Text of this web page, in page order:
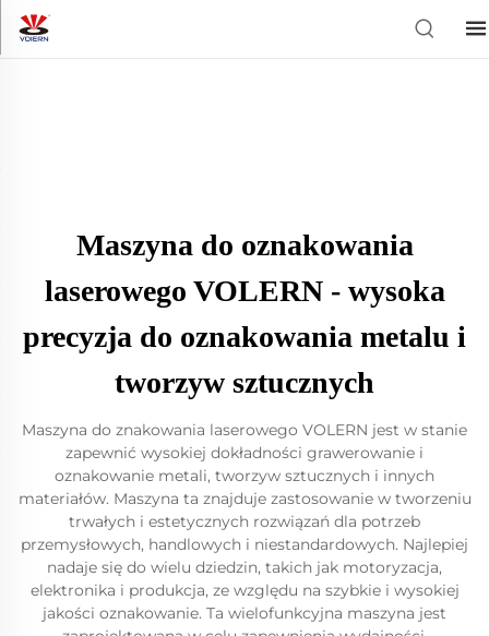
Maszyna do oznakowania
laserowego VOLERN - wysoka
precyzja do oznakowania metalu i
tworzyw sztucznych
Maszyna do znakowania laserowego VOLERN jest w stanie
zapewnić wysokiej dokładności grawerowanie i
oznakowanie metali, tworzyw sztucznych i innych
materiałów. Maszyna ta znajduje zastosowanie w tworzeniu
trwałych i estetycznych rozwiązań dla potrzeb
przemysłowych, handlowych i niestandardowych. Najlepiej
nadaje się do wielu dziedzin, takich jak motoryzacja,
elektronika i produkcja, ze względu na szybkie i wysokiej
jakości oznakowanie. Ta wielofunkcyjna maszyna jest